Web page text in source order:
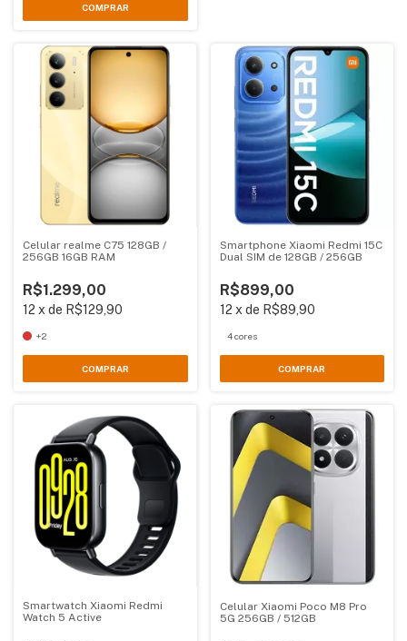
COMPRAR
Celular realme C75 128GB /
256GB 16GB RAM
R$1.299,00
12 x de R$129,90
+2
COMPRAR
Smartphone Xiaomi Redmi 15C
Dual SIM de 128GB / 256GB
R$899,00
12 x de R$89,90
4 cores
COMPRAR
Smartwatch Xiaomi Redmi
Watch 5 Active
Celular Xiaomi Poco M8 Pro
5G 256GB / 512GB